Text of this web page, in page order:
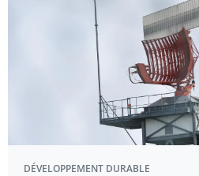
DÉVELOPPEMENT DURABLE